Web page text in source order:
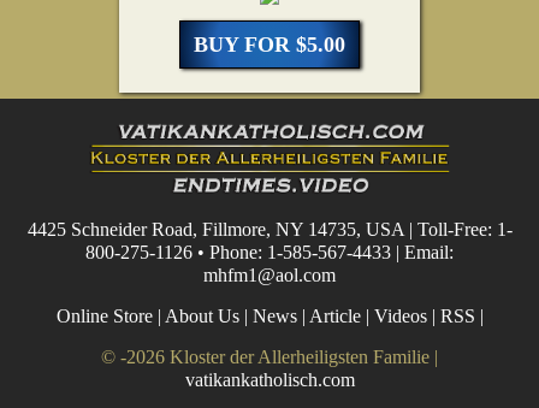
BUY FOR $5.00
4425 Schneider Road, Fillmore, NY 14735, USA | Toll-Free: 1-
800-275-1126 • Phone: 1-585-567-4433 | Email:
mhfm1@aol.com
Online Store| About Us| News| Article| Videos| RSS |
© -2026 Kloster der Allerheiligsten Familie |
vatikankatholisch.com